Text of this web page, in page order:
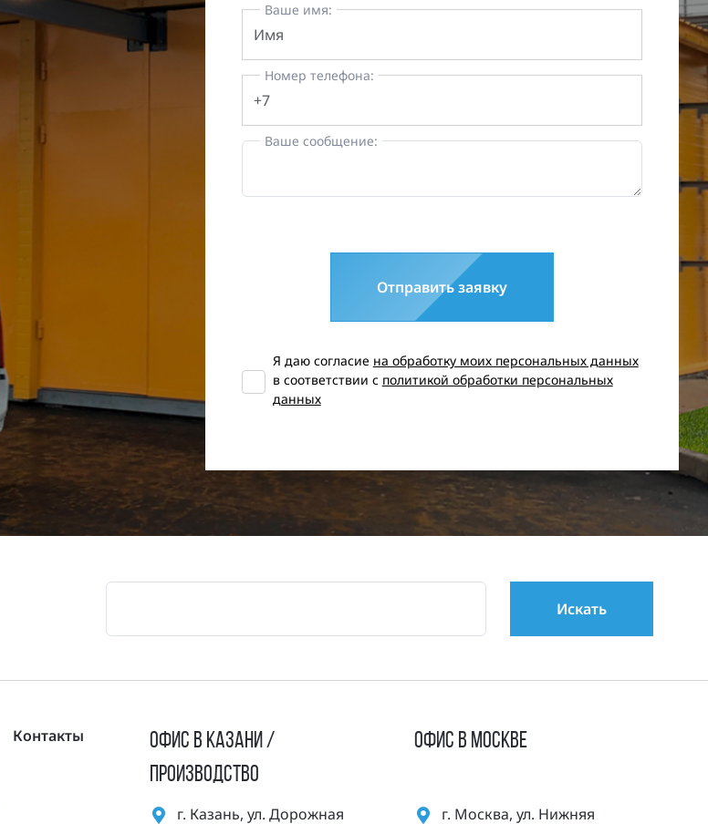
Ваше имя:
Номер телефона:
Ваше сообщение:
Отправить заявку
Я даю согласие на обработку моих персональных данных
в соответствии с политикой обработки персональных
данных
Контакты
ОФИС В КАЗАНИ /
ПРОИЗВОДСТВО
г. Казань, ул. Дорожная
ОФИС В МОСКВЕ
г. Москва, ул. Нижняя